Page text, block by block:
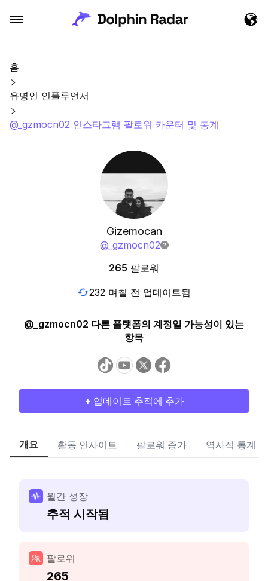
홈
유명인 인플루언서
@_gzmocn02 인스타그램 팔로워 카운터 및 통계
Gizemocan
@_gzmocn02
265 팔로워
232 며칠 전 업데이트됨
@_gzmocn02 다른 플랫폼의 계정일 가능성이 있는
항목
+ 업데이트 추적에 추가
개요 활동 인사이트 팔로워 증가 역사적 통계
월간 성장
추적 시작됨
팔로워
265